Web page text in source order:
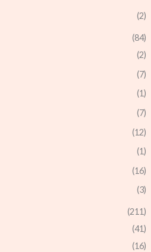
(2)
(84)
(2)
(7)
(1)
(7)
(12)
(1)
(16)
(3)
(211)
(41)
(16)